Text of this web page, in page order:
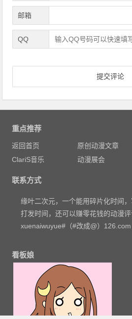
邮箱
QQ
重点推荐
返回首页 原创动漫文章
ClariS音乐
动漫展会
联系方式
缘叶二次元，一个能用碎片化时间
打发时间，还可以赚零花钱的动漫评
xuenaiwuyue#（#改成@）126.com
看板娘